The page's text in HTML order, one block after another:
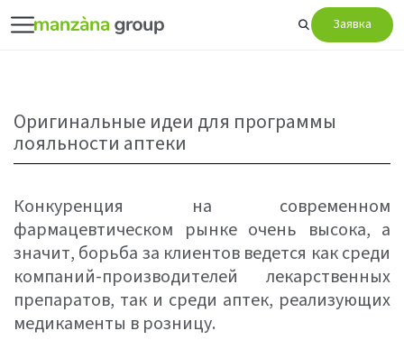
Заявка
Оригинальные идеи для программы
лояльности аптеки
Конкуренция на современном
фармацевтическом рынке очень высока, а
значит, борьба за клиентов ведется как среди
компаний-производителей лекарственных
препаратов, так и среди аптек, реализующих
медикаменты в розницу.